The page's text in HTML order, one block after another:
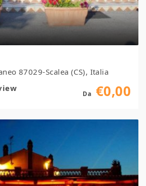
87029-Scalea (CS), Italia
Da €0,00